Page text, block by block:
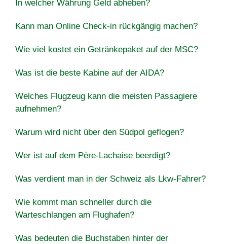
In welcher Währung Geld abheben?
Kann man Online Check-in rückgängig machen?
Wie viel kostet ein Getränkepaket auf der MSC?
Was ist die beste Kabine auf der AIDA?
Welches Flugzeug kann die meisten Passagiere
aufnehmen?
Warum wird nicht über den Südpol geflogen?
Wer ist auf dem Père-Lachaise beerdigt?
Was verdient man in der Schweiz als Lkw-Fahrer?
Wie kommt man schneller durch die
Warteschlangen am Flughafen?
Was bedeuten die Buchstaben hinter der